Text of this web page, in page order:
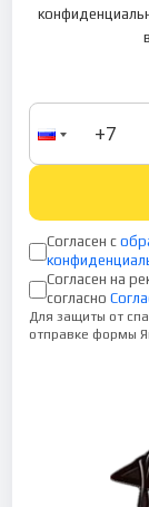
Согласен с
Согласен на
согласно
Для защиты от
отправке формы